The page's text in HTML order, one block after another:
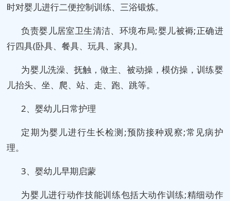
时对婴儿进行二便控制训练、三浴锻炼。
负责婴儿居室卫生清洁、环境布局;婴儿被褥;正确进
行四具(卧具、餐具、玩具、家具)。
为婴儿洗澡、抚触，做主、被动操，模仿操，训练婴
儿抬头、坐、爬、站、走、跑、跳等。
2、婴幼儿日常护理
定期为婴儿进行生长检测;预防接种观察;常见病护
理。
3、婴幼儿早期启蒙
为婴儿进行动作技能训练包括大动作训练;精细动作